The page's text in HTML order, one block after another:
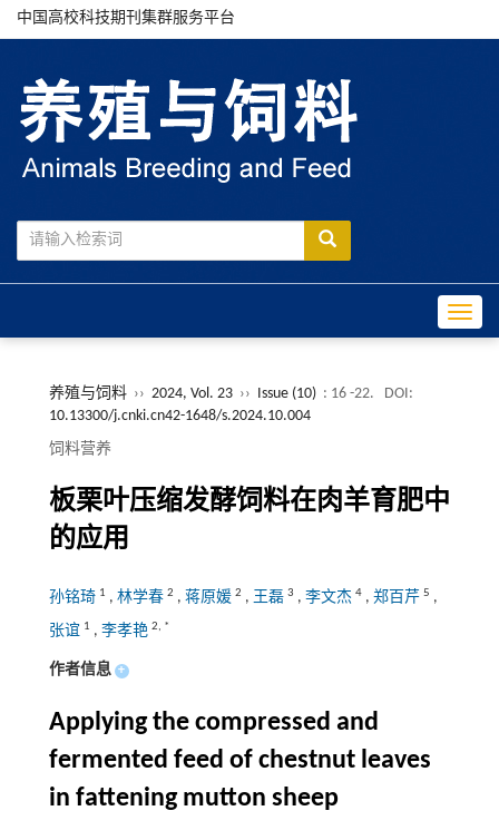
中国高校科技期刊集群服务平台
养殖与饲料 ›› 2024, Vol. 23 ›› Issue (10) : 16 -22.
DOI:
10.13300/j.cnki.cn42-1648/s.2024.10.004
饲料营养
板栗叶压缩发酵饲料在肉羊育肥中
的应用
孙铭琦 1 , 林学春 2 , 蒋原媛 2 , 王磊 3 , 李文杰 4, 郑百芹 5 ,
张谊 1 , 李孝艳 2, *
作者信息 +
Applying the compressed and
fermented feed of chestnut leaves
in fattening mutton sheep